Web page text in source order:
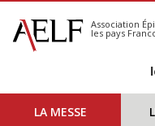
S'abonner
Calendrier
Association
les pays
LA MESSE